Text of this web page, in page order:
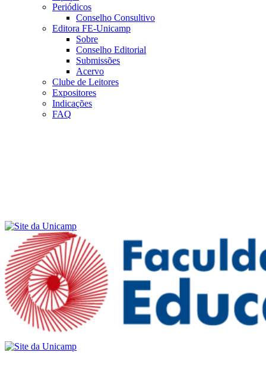
Periódicos
Conselho Consultivo
Editora FE-Unicamp
Sobre
Conselho Editorial
Submissões
Acervo
Clube de Leitores
Expositores
Indicações
FAQ